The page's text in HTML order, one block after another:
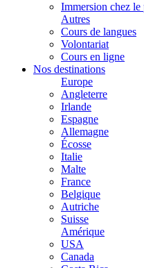
Immersion chez le
Autres
Cours de langues
Volontariat
Cours en ligne
Nos destinations
Europe
Angleterre
Irlande
Espagne
Allemagne
Écosse
Italie
Malte
France
Belgique
Autriche
Suisse
Amérique
USA
Canada